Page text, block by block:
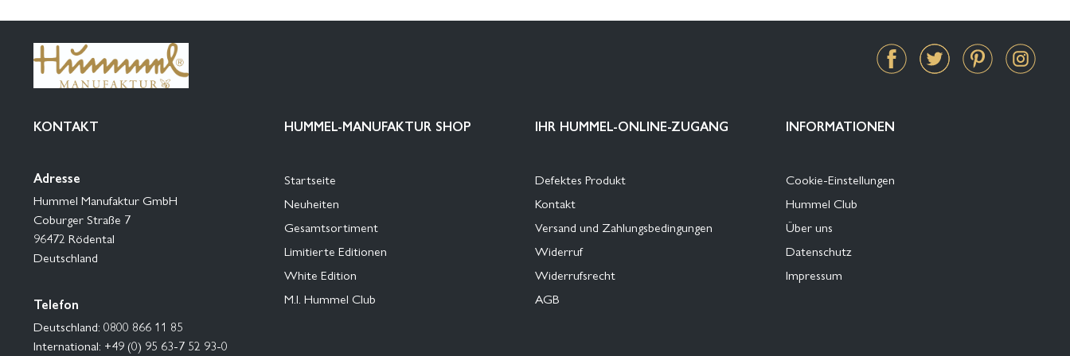
KONTAKT
Adresse
Hummel Manufaktur GmbH
Coburger Straße 7
96472 Rödental
Deutschland
Telefon
Deutschland: 0800 866 11 85
International: +49 (0) 95 63-7 52 93-0
HUMMEL-MANUFAKTUR SHOP
Startseite
Neuheiten
Gesamtsortiment
Limitierte Editionen
White Edition
M.I. Hummel Club
IHR HUMMEL-ONLINE-ZUGANG
Defektes Produkt
Kontakt
Versand und Zahlungsbedingungen
Widerruf
Widerrufsrecht
AGB
INFORMATIONEN
Cookie-Einstellungen
Hummel Club
Über uns
Datenschutz
Impressum